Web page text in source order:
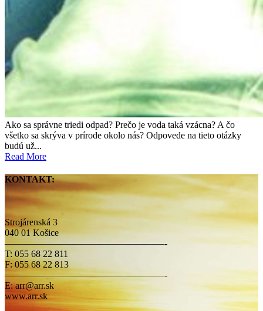
Ako sa správne triedi odpad? Prečo je voda taká vzácna? A čo
všetko sa skrýva v prírode okolo nás? Odpovede na tieto otázky
budú už...
Read More
KONTAKT:
Strojárenská 3
040 01 Košice
—————————————————-
T: 055 68 22 811
F: 055 68 22 813
—————————————————-
E: arr@arr.sk
www.arr.sk